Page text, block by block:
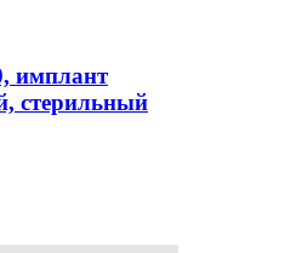
имплант
стерильный